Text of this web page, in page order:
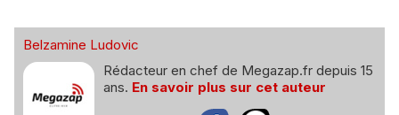
Belzamine Ludovic
Rédacteur en chef de Megazap.fr depuis 15
ans. En savoir plus sur cet auteur